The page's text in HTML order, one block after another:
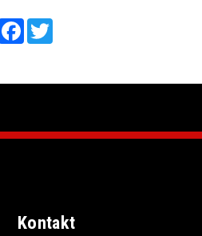
FacebookTwitter
Kontakt